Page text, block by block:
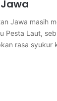
Jawa masih
Pesta Laut,
rasa syukur